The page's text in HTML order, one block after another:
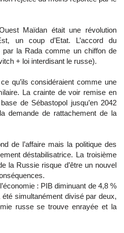
Maïdan était une révolution
un coup d’Etat. L’accord du
par la Rada comme un chiffon de
+ loi interdisant le russe).
qu’ils considéraient comme une
La crainte de voir remise en
de Sébastopol jusqu’en 2042
demande de rattachement de la
de l’affaire mais la politique des
déstabilisatrice. La troisième
la Russie risque d’être un nouvel
: PIB diminuant de 4,8 %
simultanément divisé par deux,
russe se trouve enrayée et la